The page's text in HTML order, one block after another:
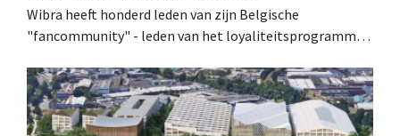
Wibra heeft honderd leden van zijn Belgische
"fancommunity" - leden van het loyaliteitsprogramma -
de Lokerse Feesten. Met de actie wilde de discountketen
haar trouwste klanten bedanken en tegelijk tonen dat
ook een prijsvechter een heuse merkcommunity kan